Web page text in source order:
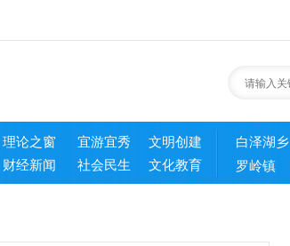
理论之窗 宜游宜秀
文明创建
财经新闻 社会民生 文化教育
白泽湖乡
罗岭镇